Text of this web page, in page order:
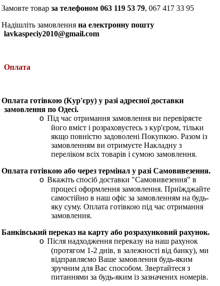
Замовте товар за телефоном 063 119 53 79, 067 417 33 95
Надішліть замовлення на електронну пошту
lavkaspeciy2010@gmail.com
Оплата
Оплата готівкою (Кур'єру) у разі адресної доставки
замовлення по Одесі.
o Під час отримання замовлення ви перевіряєте
його вміст і розраховуєтесь з кур'єром, тільки
якщо повністю задоволені Покупкою. Разом із
замовленням ви отримуєте Накладну з
переліком всіх товарів і сумою замовлення.
Оплата готівкою або через термінал у разі Самовивезення.
o Вкажіть спосіб доставки "Самовивезення" в
процесі оформлення замовлення. Приїжджайте
самостійно в наш офіс за замовленням на будь-
яку суму. Оплата готівкою під час отримання
замовлення.
Банківський переказ на карту або розрахунковий рахунок.
o Після надходження переказу на наш рахунок
(протягом 1-2 днів, в залежності від банку), ми
відправляємо Ваше замовлення будь-яким
зручним для Вас способом. Звертайтеся з
питаннями за будь-яким із зазначених номерів.